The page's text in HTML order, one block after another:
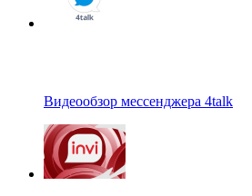
Видеообзор мессенджера 4talk